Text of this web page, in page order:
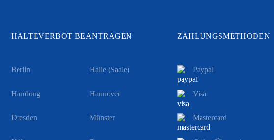
HALTEVERBOT BEANTRAGEN
Berlin
Hamburg
Dresden
Halle (Saale)
Hannover
Münster
ZAHLUNGSMETHODEN
Paypal
Visa
Mastercard